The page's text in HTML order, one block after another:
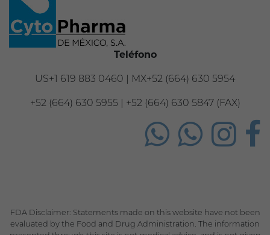
Teléfono
US+1 619 883 0460 | MX+52 (664) 630 5954
+52 (664) 630 5955 | +52 (664) 630 5847 (FAX)
FDA Disclaimer: Statements made on this website have not been
evaluated by the Food and Drug Administration. The information